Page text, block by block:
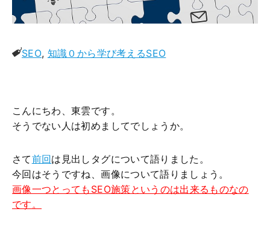
SEO, 知識０から学び考えるSEO
こんにちわ、東雲です。
そうでない人は初めましてでしょうか。
さて前回は見出しタグについて語りました。
今回はそうですね、画像について語りましょう。
画像一つとってもSEO施策というのは出来るものなの
です。